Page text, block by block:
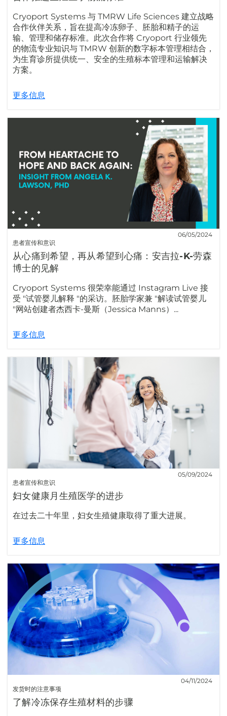
Cryoport Systems 与 TMRW Life Sciences 建立战略
合作伙伴关系，旨在提高冷冻卵子、胚胎和精子的运
输、管理和储存标准。此次合作将 Cryoport 行业领先
的物流专业知识与 TMRW 创新的数字标本管理相结合，
为生育诊所提供统一、安全的生殖标本管理和运输解决
方案。
更多信息
患者宣传和意识
06/05/2024
从心痛到希望，再从希望到心痛：安吉拉-K-劳森
博士的见解
Cryoport Systems 很荣幸能通过 Instagram Live 接
受 "试管婴儿解释 "的采访。胚胎学家兼 "解读试管婴儿
"网站创建者杰西卡-曼斯（Jessica Manns）...
更多信息
患者宣传和意识
05/09/2024
妇女健康月生殖医学的进步
在过去二十年里，妇女生殖健康取得了重大进展。
更多信息
发货时的注意事项
04/11/2024
了解冷冻保存生殖材料的步骤